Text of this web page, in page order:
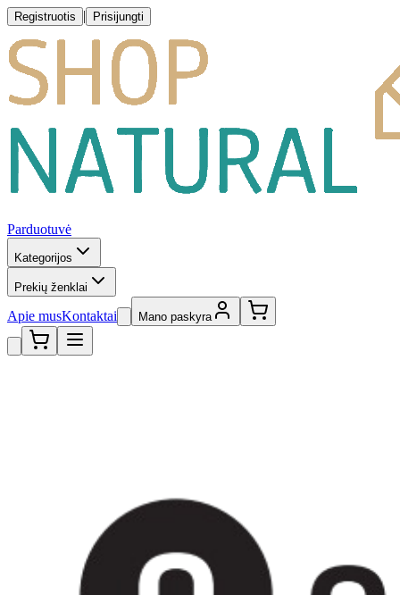
Registruotis | Prisijungti
Parduotuvė
Kategorijos
Prekių ženklai
Apie musKontaktai Mano paskyra